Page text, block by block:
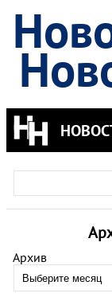
Архив